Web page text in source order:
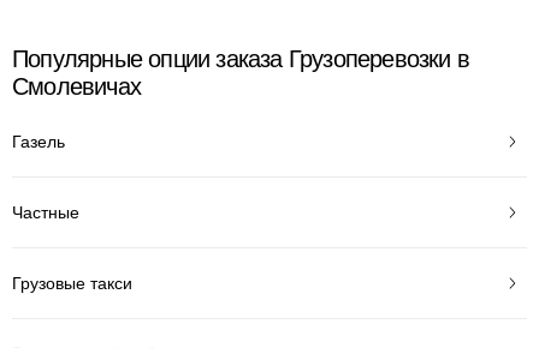
Популярные опции заказа Грузоперевозки в
Смолевичах
Газель
Частные
Грузовые такси